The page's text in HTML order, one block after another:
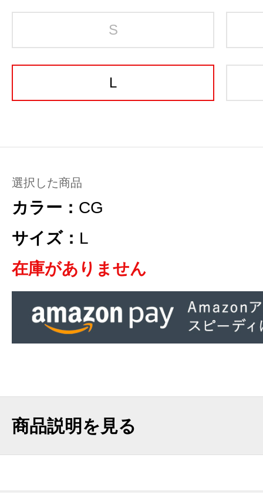
S
L
選択した商品
カラー： CG
サイズ： L
在庫がありません
商品説明を見る